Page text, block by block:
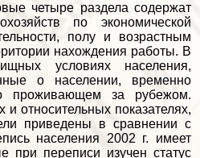
четыре раздела содержат
по экономической
полу и возрастным
нахождения работы. В
условиях населения,
о населении, временно
проживающем за рубежом.
относительных показателях,
приведены в сравнении с
населения 2002 г. имеет
при переписи изучен статус